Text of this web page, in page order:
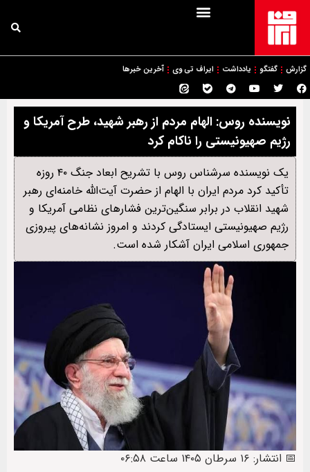
گزارش گفتگو یادداشت ایراف تی وی آخرین خبرها
نویسنده روس: الهام مردم از رهبر شهید، طرح آمریکا و
رژیم صهیونیستی را ناکام کرد
یک نویسنده سرشناس روس با تشریح ابعاد جنگ ۴۰ روزه
تأکید کرد مردم ایران با الهام از حضرت آیت‌الله خامنه‌ای رهبر
شهید انقلاب در برابر سنگین‌ترین فشارهای نظامی آمریکا و
رژیم صهیونیستی ایستادگی کردند و امروز نشانه‌های پیروزی
جمهوری اسلامی ایران آشکار شده است.
📅 انتشار: ۱۶ سرطان ۱۴۰۵ ساعت ۰۶:۵۸